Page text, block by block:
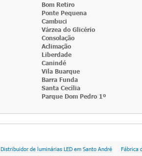
Bom Retiro
Ponte Pequena
Cambuci
Várzea do Glicério
Consolação
Aclimação
Liberdade
Canindé
Vila Buarque
Barra Funda
Santa Cecília
Parque Dom Pedro 1º
Distribuidor de luminárias LED em Santo André
Fábrica